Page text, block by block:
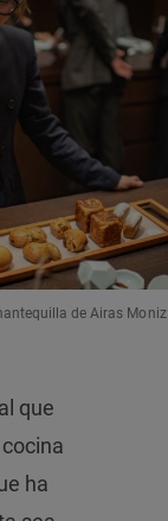
de Airas Moniz.
que
ha